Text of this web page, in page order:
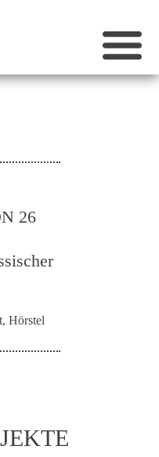
26
Hörstel